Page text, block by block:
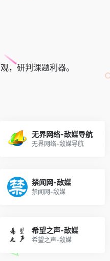
，研判课题利器。
无界网络-敌媒导航
无界网络-敌媒导航
禁闻网-敌媒
禁闻网-敌媒
希望之声-敌媒
希望之声-敌媒